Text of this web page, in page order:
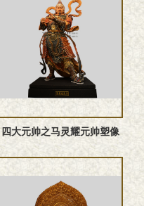
四大元帅之马灵耀元帅塑像